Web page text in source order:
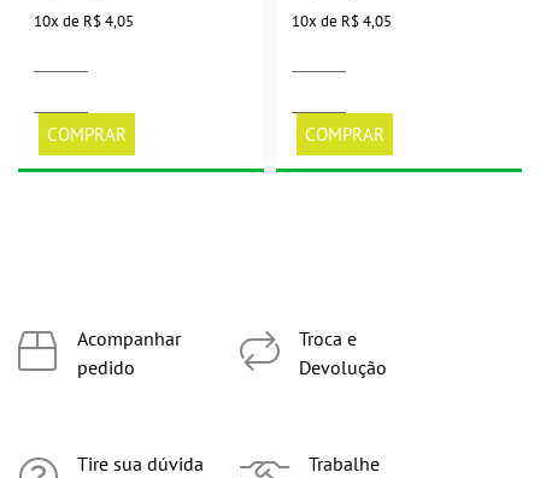
10x de R$ 4,05
COMPRAR
10x de R$ 4,05
COMPRAR
Acompanhar
pedido
Tire sua dúvida
Troca e
Devolução
Trabalhe